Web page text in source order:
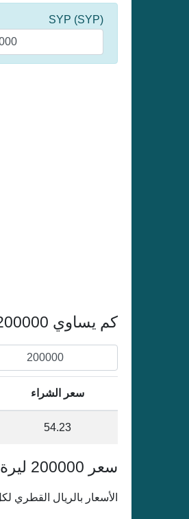
(SYP) SYP
كم يساوي 200000 ليرة سورية بالريال القطري
سعر الشراء
54.23
سعر 200000 ليرة سورية مقابل الريال القطري في سورية
الأسعار بالريال القطري لكل 200000 ليرة